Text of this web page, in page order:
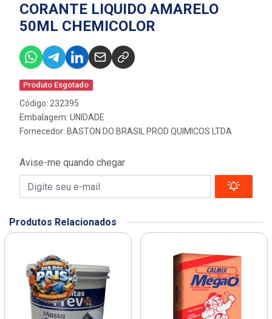
CORANTE LIQUIDO AMARELO
50ML CHEMICOLOR
Produto Esgotado
Código: 232395
Embalagem: UNIDADE
Fornecedor: BASTON DO BRASIL PROD QUIMICOS LTDA
Avise-me quando chegar
Produtos Relacionados